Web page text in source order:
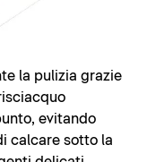
la pulizia grazie
evitando
calcare sotto la